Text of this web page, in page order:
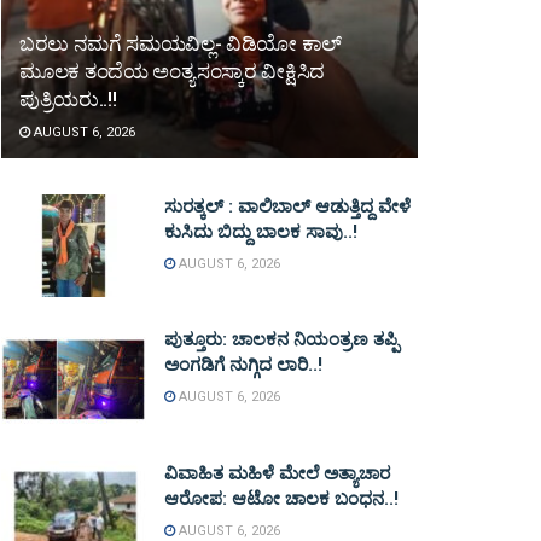
ಬರಲು ನಮಗೆ ಸಮಯವಿಲ್ಲ- ವಿಡಿಯೋ ಕಾಲ್
ಮೂಲಕ ತಂದೆಯ ಅಂತ್ಯಸಂಸ್ಕಾರ ವೀಕ್ಷಿಸಿದ
ಪುತ್ರಿಯರು..!!
AUGUST 6, 2026
ಸುರತ್ಕಲ್ : ವಾಲಿಬಾಲ್ ಆಡುತ್ತಿದ್ದ ವೇಳೆ
ಕುಸಿದು ಬಿದ್ದು ಬಾಲಕ ಸಾವು..!
AUGUST 6, 2026
ಪುತ್ತೂರು: ಚಾಲಕನ ನಿಯಂತ್ರಣ ತಪ್ಪಿ
ಅಂಗಡಿಗೆ ನುಗ್ಗಿದ ಲಾರಿ..!
AUGUST 6, 2026
ವಿವಾಹಿತ ಮಹಿಳೆ ಮೇಲೆ ಅತ್ಯಾಚಾರ
ಆರೋಪ: ಆಟೋ ಚಾಲಕ ಬಂಧನ..!
AUGUST 6, 2026